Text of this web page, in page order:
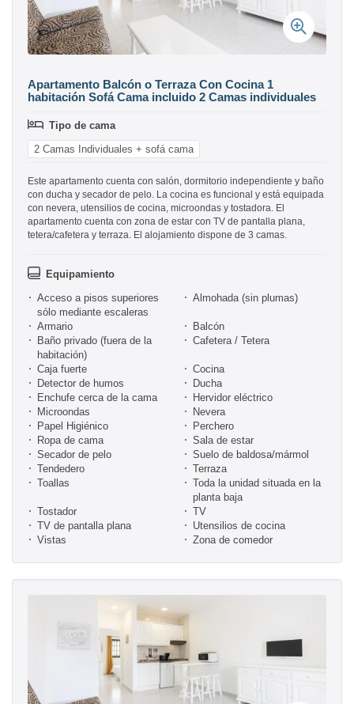
Apartamento Balcón o Terraza Con Cocina 1
habitación Sofá Cama incluido 2 Camas individuales
Tipo de cama
2 Camas Individuales + sofá cama
Este apartamento cuenta con salón, dormitorio independiente y baño
con ducha y secador de pelo. La cocina es funcional y está equipada
con nevera, utensilios de cocina, microondas y tostadora. El
apartamento cuenta con zona de estar con TV de pantalla plana,
tetera/cafetera y terraza. El alojamiento dispone de 3 camas.
Equipamiento
Acceso a pisos superiores
sólo mediante escaleras
Almohada (sin plumas)
Armario
Balcón
Baño privado (fuera de la
habitación)
Cafetera / Tetera
Caja fuerte
Cocina
Detector de humos
Ducha
Enchufe cerca de la cama
Hervidor eléctrico
Microondas
Nevera
Papel Higiénico
Perchero
Ropa de cama
Sala de estar
Secador de pelo
Suelo de baldosa/mármol
Tendedero
Terraza
Toallas
Toda la unidad situada en la
planta baja
Tostador
TV
TV de pantalla plana
Utensilios de cocina
Vistas
Zona de comedor